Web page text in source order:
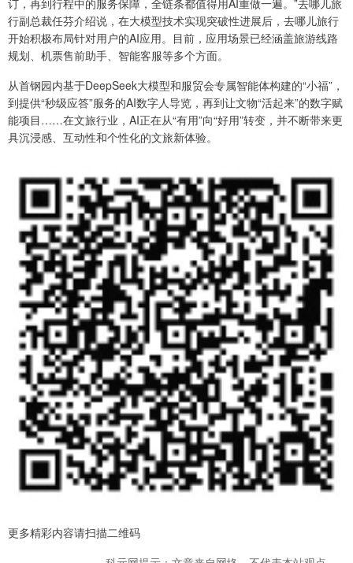
订，再到行程中的服务保障，全链条都值得用AI重做一遍。”去哪儿旅
行副总裁任芬介绍说，在大模型技术实现突破性进展后，去哪儿旅行
开始积极布局针对用户的AI应用。目前，应用场景已经涵盖旅游线路
规划、机票售前助手、智能客服等多个方面。
从首钢园内基于DeepSeek大模型和服贸会专属智能体构建的“小福”，
到提供“秒级应答”服务的AI数字人导览，再到让文物“活起来”的数字赋
能项目……在文旅行业，AI正在从“有用”向“好用”转变，并不断带来更
具沉浸感、互动性和个性化的文旅新体验。
更多精彩内容请扫描二维码